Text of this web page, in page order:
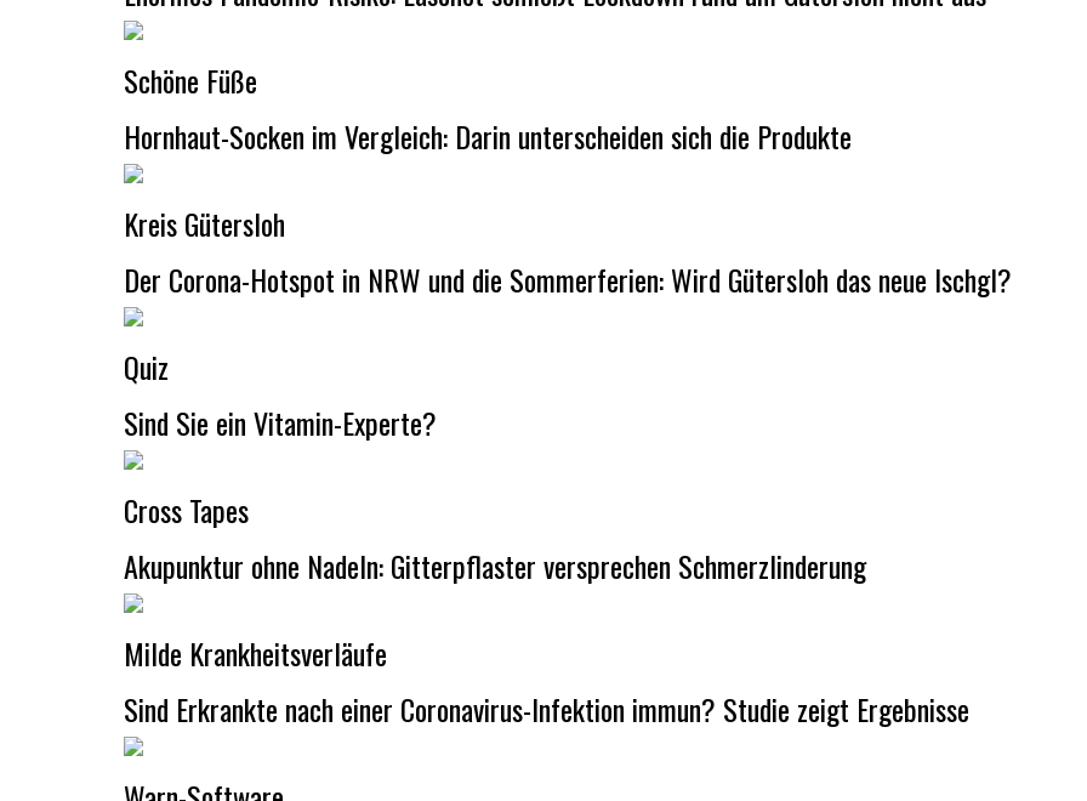
Schöne Füße
Hornhaut-Socken im Vergleich: Darin unterscheiden sich die Produkte
Kreis Gütersloh
Der Corona-Hotspot in NRW und die Sommerferien: Wird Gütersloh das neue Ischgl?
Quiz
Sind Sie ein Vitamin-Experte?
Cross Tapes
Akupunktur ohne Nadeln: Gitterpflaster versprechen Schmerzlinderung
Milde Krankheitsverläufe
Sind Erkrankte nach einer Coronavirus-Infektion immun? Studie zeigt Ergebnisse